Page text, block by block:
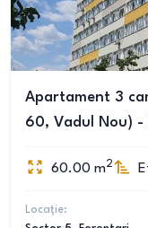
Apartament 3
60, Vadul Nou) -
60.00 m2
Locație: